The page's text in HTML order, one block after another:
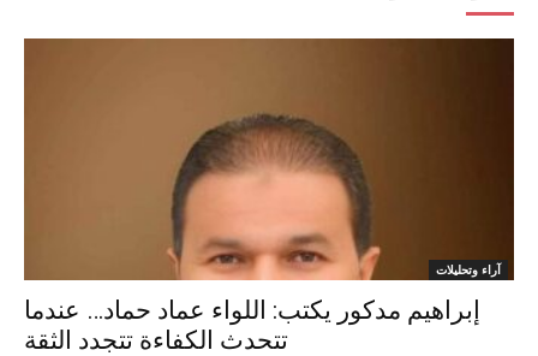
آراء وتحليلات
إبراهيم مدكور يكتب: اللواء عماد حماد… عندما
تتحدث الكفاءة تتجدد الثقة